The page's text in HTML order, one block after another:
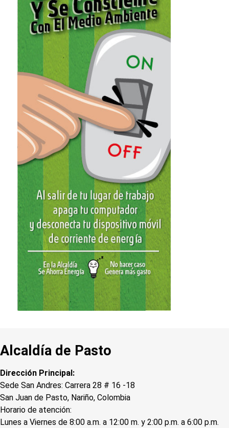
Alcaldía de Pasto
Dirección Principal:
Sede San Andres: Carrera 28 # 16 -18
San Juan de Pasto, Nariño, Colombia
Horario de atención:
Lunes a Viernes de 8:00 a.m. a 12:00 m. y 2:00 p.m. a 6:00 p.m.